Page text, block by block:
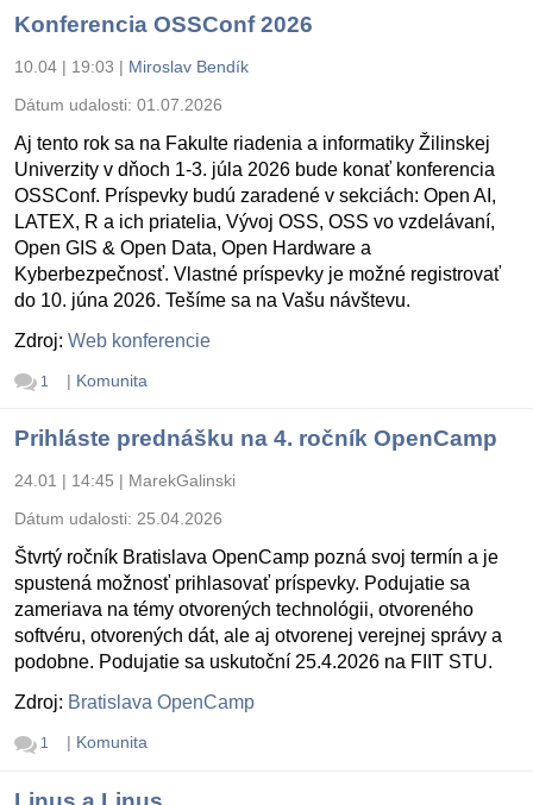
Konferencia OSSConf 2026
10.04 | 19:03 | Miroslav Bendík
Dátum udalosti: 01.07.2026
Aj tento rok sa na Fakulte riadenia a informatiky Žilinskej
Univerzity v dňoch 1-3. júla 2026 bude konať konferencia
OSSConf. Príspevky budú zaradené v sekciách: Open AI,
LATEX, R a ich priatelia, Vývoj OSS, OSS vo vzdelávaní,
Open GIS & Open Data, Open Hardware a
Kyberbezpečnosť. Vlastné príspevky je možné registrovať
do 10. júna 2026. Tešíme sa na Vašu návštevu.
Zdroj: Web konferencie
1 | Komunita
Prihláste prednášku na 4. ročník OpenCamp
24.01 | 14:45 | MarekGalinski
Dátum udalosti: 25.04.2026
Štvrtý ročník Bratislava OpenCamp pozná svoj termín a je
spustená možnosť prihlasovať príspevky. Podujatie sa
zameriava na témy otvorených technológii, otvoreného
softvéru, otvorených dát, ale aj otvorenej verejnej správy a
podobne. Podujatie sa uskutoční 25.4.2026 na FIIT STU.
Zdroj: Bratislava OpenCamp
1 | Komunita